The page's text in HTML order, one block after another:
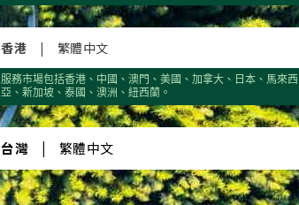
香港 | 繁體中文
服務市場包括香港、中國、澳門、美國、加拿大、日本、馬來西
亞、新加坡、泰國、澳洲、紐西蘭。
台灣 | 繁體中文